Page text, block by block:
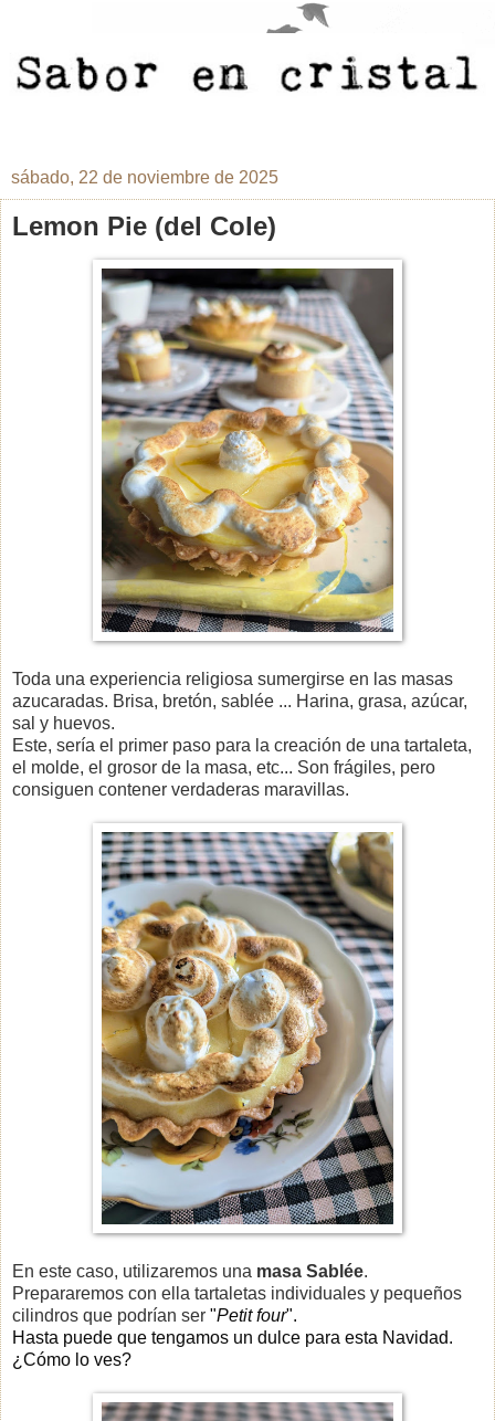
sábado, 22 de noviembre de 2025
Lemon Pie (del Cole)
Toda una experiencia religiosa sumergirse en las masas
azucaradas. Brisa, bretón, sablée ... Harina, grasa, azúcar,
sal y huevos.
Este, sería el primer paso para la creación de una tartaleta,
el molde, el grosor de la masa, etc... Son frágiles, pero
consiguen contener verdaderas maravillas.
En este caso, utilizaremos una masa Sablée.
Prepararemos con ella tartaletas individuales y pequeños
cilindros que podrían ser "Petit four".
Hasta puede que tengamos un dulce para esta Navidad.
¿Cómo lo ves?